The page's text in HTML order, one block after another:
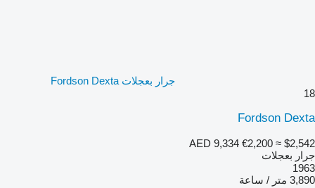
جرار بعجلات Fordson Dexta
18
Fordson Dexta
AED 9,334 €2,200 ≈ $2,542
جرار بعجلات
1963
3,890 متر / ساعة